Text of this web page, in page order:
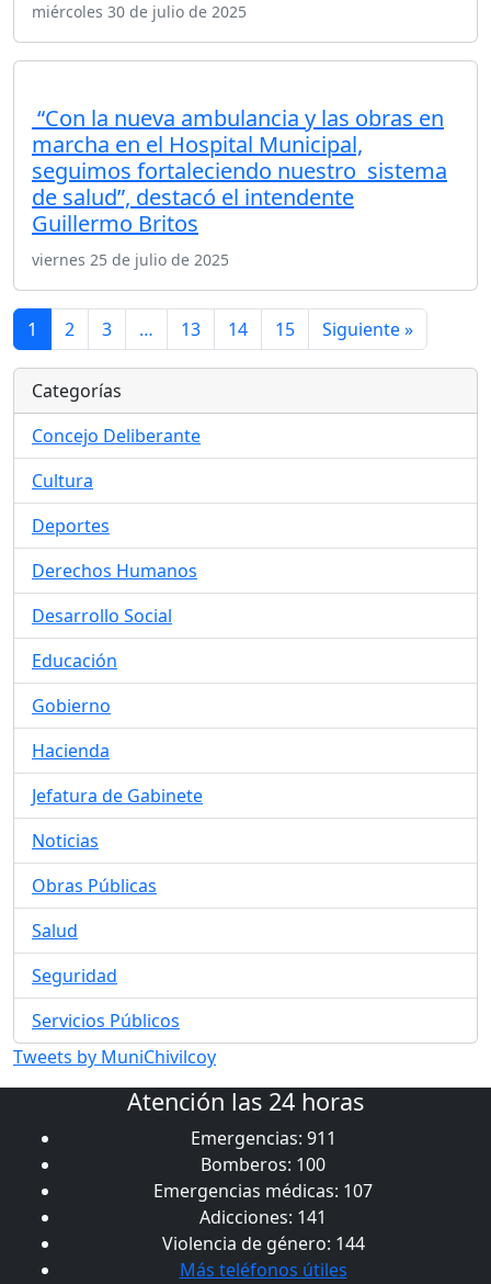
miércoles 30 de julio de 2025
“Con la nueva ambulancia y las obras en
marcha en el Hospital Municipal,
seguimos fortaleciendo nuestro sistema
de salud”, destacó el intendente
Guillermo Britos
viernes 25 de julio de 2025
1 2 3 … 13 14 15 Siguiente »
Categorías
Concejo Deliberante
Cultura
Deportes
Derechos Humanos
Desarrollo Social
Educación
Gobierno
Hacienda
Jefatura de Gabinete
Noticias
Obras Públicas
Salud
Seguridad
Servicios Públicos
Tweets by MuniChivilcoy
Atención las 24 horas
Emergencias: 911
Bomberos: 100
Emergencias médicas: 107
Adicciones: 141
Violencia de género: 144
Más teléfonos útiles